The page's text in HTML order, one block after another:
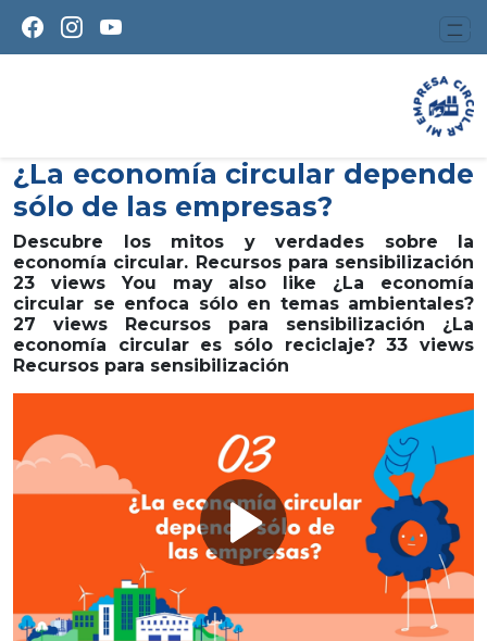
¿La economía circular depende
sólo de las empresas?
Descubre los mitos y verdades sobre la
economía circular. Recursos para sensibilización
23 views You may also like ¿La economía
circular se enfoca sólo en temas ambientales?
27 views Recursos para sensibilización ¿La
economía circular es sólo reciclaje? 33 views
Recursos para sensibilización
Play
Video